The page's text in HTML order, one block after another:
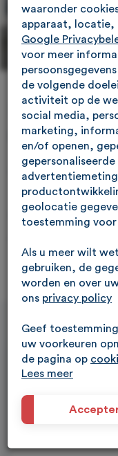
Renault
Gordini
Cruise,
€ 4.950
waaronder
apparaat, locatie,
Google
voor meer
de volgende
activiteit op de
social media,
marketing,
en/of openen,
geolocatie
toestemming
Als u meer wilt
gebruiken, de
worden en over
ons privacy policy
Geef
uw voorkeuren
de pagina op
Lees meer